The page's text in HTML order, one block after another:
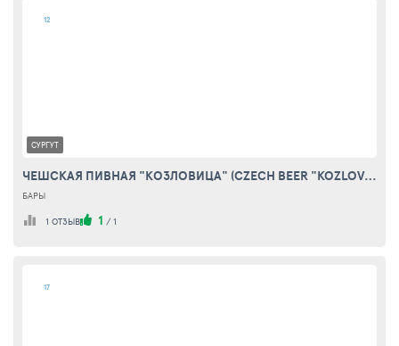
12
СУРГУТ
ЧЕШСКАЯ ПИВНАЯ "КОЗЛОВИЦА" (CZECH BEER "KOZLOVICE")
БАРЫ
1 ОТЗЫВ 1 / 1
17